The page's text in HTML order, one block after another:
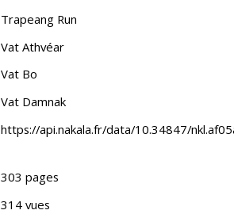
Trapeang Run
Vat Athvéar
Vat Bo
Vat Damnak
https://api.nakala.fr/data/10.34847/
303 pages
314 vues